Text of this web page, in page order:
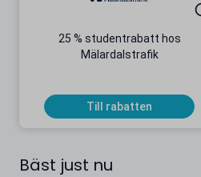
25 % studentrabatt hos
Mälardalstrafik
Till rabatten
Bäst just nu